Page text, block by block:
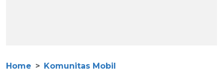
Home Komunitas Mobil